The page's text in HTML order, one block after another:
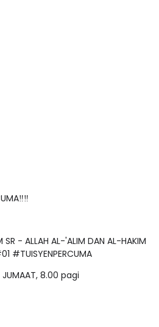
SR - ALLAH AL-'ALIM DAN AL-HAKIM
#TUISYENPERCUMA
8.00 pagi